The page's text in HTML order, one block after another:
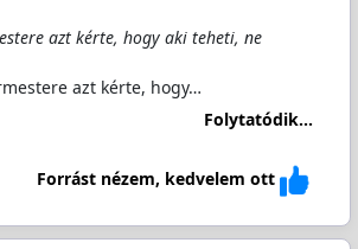
azt kérte, hogy aki teheti, ne
azt kérte, hogy…
Folytatódik...
Forrást nézem, kedvelem ott